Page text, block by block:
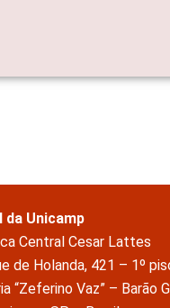
Unicamp
Central Cesar Lattes
de Holanda, 421 – 1º
“Zeferino Vaz” – Barão